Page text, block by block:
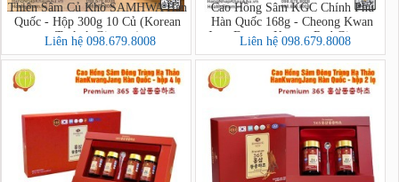
Thiên Sâm Củ Khô SAMHWA Hàn
Quốc - Hộp 300g 10 Củ (Korean
Taekuk Ginseng)
Liên hệ 098.679.8008
Cao Hồng Sâm KGC Chính Phủ
Hàn Quốc 168g - Cheong Kwan
Jang Extract Korean Red Ginseng
Liên hệ 098.679.8008